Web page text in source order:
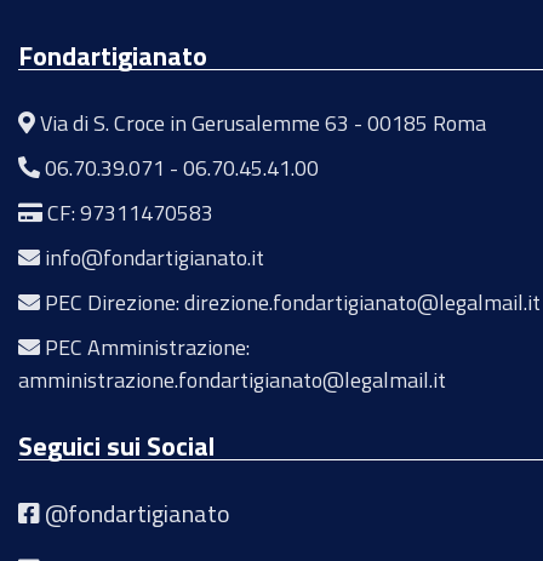
Fondartigianato
Via di S. Croce in Gerusalemme 63 - 00185 Roma
06.70.39.071 -06.70.45.41.00
CF: 97311470583
info@fondartigianato.it
PEC Direzione: direzione.fondartigianato@legalmail.it
PEC Amministrazione:
amministrazione.fondartigianato@legalmail.it
Seguici sui Social
@fondartigianato